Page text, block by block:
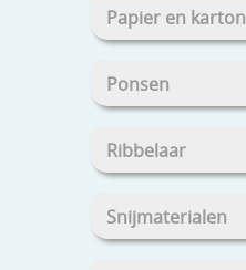
Papier en karton
Ponsen
Ribbelaar
Snijmaterialen